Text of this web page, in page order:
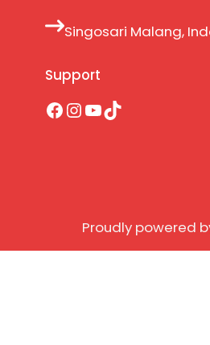
Singosari Malang,
Support
Facebook InstagramYouTube TikTok
Proudly powered